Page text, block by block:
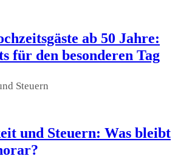
ab 50 Jahre:
für den besonderen Tag
und Steuern: Was bleibt